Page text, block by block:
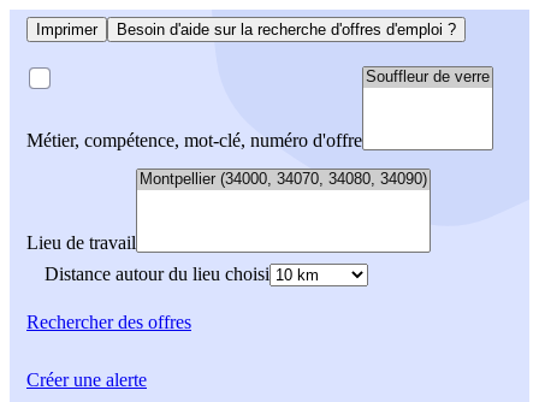
Imprimer Besoin d'aide sur la recherche d'offres d'emploi ?
Métier, compétence, mot-clé, numéro d'offre
Lieu de travail
Distance autour du lieu choisi
Rechercherdes offres
Créer une alerte